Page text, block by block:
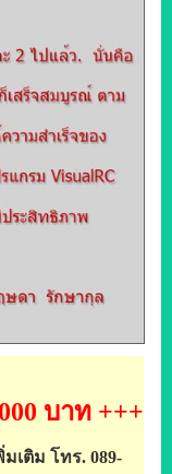
000 บาท +++
เติม โทร. 089-